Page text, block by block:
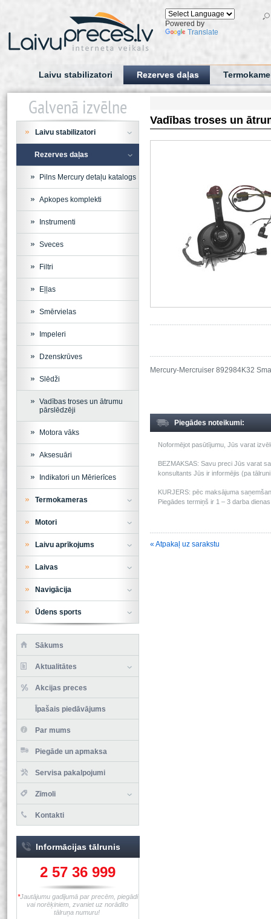
Powered by
Translate
Laivu stabilizatori Rezerves daļas
Vadības troses un
Mercury-Mercruiser 892984K32
Piegādes noteikumi:
Noformējot pasūtījumu, Jūs varat
BEZMAKSAS: Savu preci Jūs varat
konsultants Jūs ir informējis (pa
KURJERS: pēc maksājuma
Piegādes termiņš ir 1 – 3 darba
« Atpakaļ uz sarakstu
Galvenā izvēlne
Laivu stabilizatori
Rezerves daļas
Pilns Mercury detaļu katalogs
Apkopes komplekti
Instrumenti
Sveces
Filtri
Eļļas
Smērvielas
Impeleri
Dzenskrūves
Slēdži
Vadības troses un ātrumu
pārslēdzēji
Motora vāks
Aksesuāri
Indikatori un Mērierīces
Termokameras
Motori
Laivu aprīkojums
Laivas
Navigācija
Ūdens sports
Sākums
Aktualitātes
Akcijas preces
Īpašais piedāvājums
Par mums
Piegāde un apmaksa
Servisa pakalpojumi
Zīmoli
Kontakti
Informācijas tālrunis
2 57 36 999
*Jautājumu gadījumā par precēm, piegādi
vai norēķiniem, zvaniet uz norādīto
tālruņa numuru!